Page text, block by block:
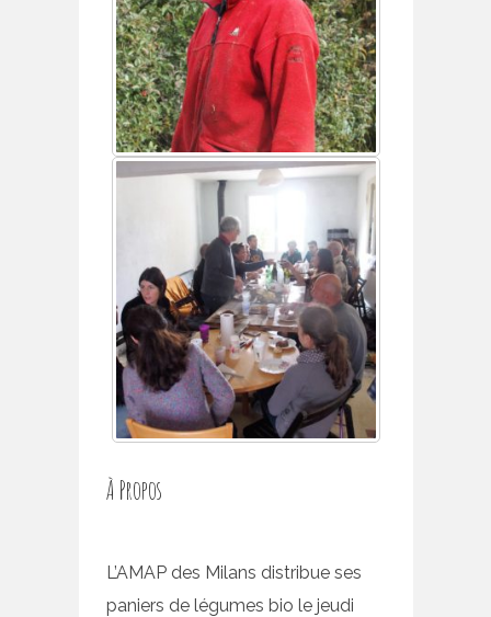
À Propos
L’AMAP des Milans distribue ses
paniers de légumes bio le jeudi